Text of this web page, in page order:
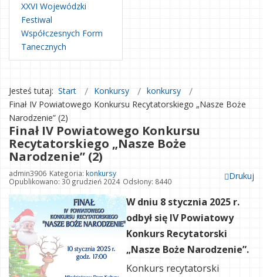
XXVI Wojewódzki
Festiwal
Współczesnych Form
Tanecznych
Jesteś tutaj: Start Konkursy
konkursy
Finał IV Powiatowego Konkursu Recytatorskiego „Nasze Boże
Narodzenie” (2)
Finał IV Powiatowego Konkursu
Recytatorskiego „Nasze Boże
Narodzenie” (2)
Drukuj
admin3906 Kategoria: konkursy
Opublikowano: 30 grudzień 2024 Odsłony: 8440
W dniu 8 stycznia 2025 r.
odbył się IV Powiatowy
Konkurs Recytatorski
„Nasze Boże Narodzenie”.
Konkurs recytatorski